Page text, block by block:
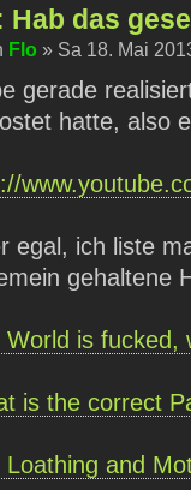
Hab das
Flo » Sa 18. Mai
gerade
hatte, also
egal, ich liste
gehaltene
World is fucked,
is the correct
Loathing and